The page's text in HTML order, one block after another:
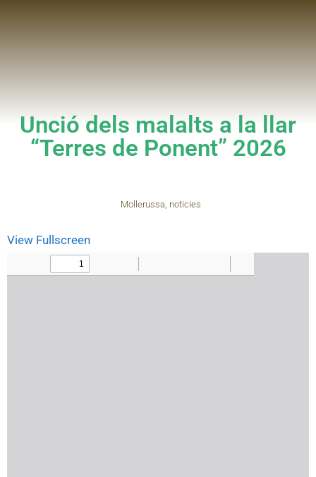
Unció dels malalts a la llar
“Terres de Ponent” 2026
Mollerussa, noticies
View Fullscreen